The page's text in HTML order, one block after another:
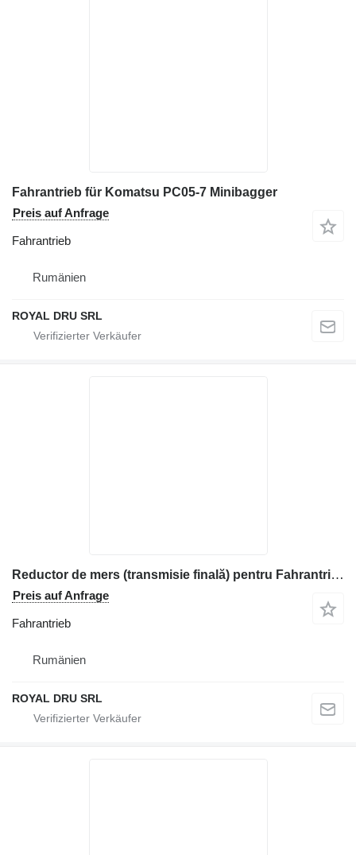
Fahrantrieb für Komatsu PC05-7 Minibagger
Preis auf Anfrage
Fahrantrieb
Rumänien
ROYAL DRU SRL
Reductor de mers (transmisie finală) pentru Fahrantrieb für Komatsu Baumaschinen
Preis auf Anfrage
Fahrantrieb
Rumänien
ROYAL DRU SRL